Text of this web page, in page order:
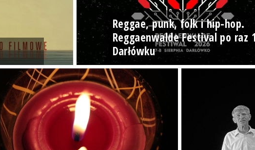
Reggae, punk, folk i hip-hop.
Reggaenwalde Festival po raz
Darłówku